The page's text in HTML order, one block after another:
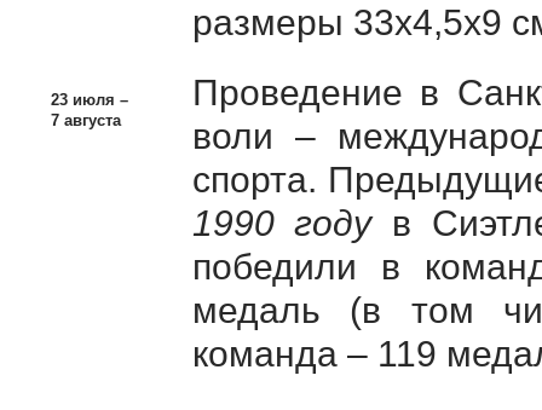
размеры 33х4,5х9
23 июля –
7 августа
Проведение в
воли –
спорта.
1990 годув
победили в
медаль (в том
команда – 119